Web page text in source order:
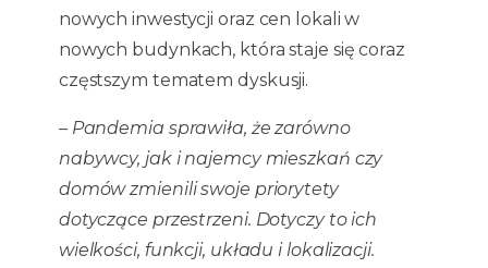
nowych inwestycji oraz cen lokali w
nowych budynkach, która staje się coraz
częstszym tematem dyskusji.
– Pandemia sprawiła, że zarówno
nabywcy, jak i najemcy mieszkań czy
domów zmienili swoje priorytety
dotyczące przestrzeni. Dotyczy to ich
wielkości, funkcji, układu i lokalizacji.